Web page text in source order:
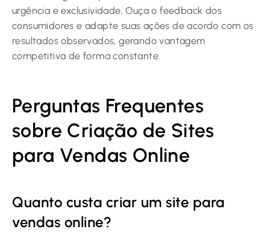
urgência e exclusividade. Ouça o feedback dos
consumidores e adapte suas ações de acordo com os
resultados observados, gerando vantagem
competitiva de forma constante.
Perguntas Frequentes
sobre Criação de Sites
para Vendas Online
Quanto custa criar um site para
vendas online?